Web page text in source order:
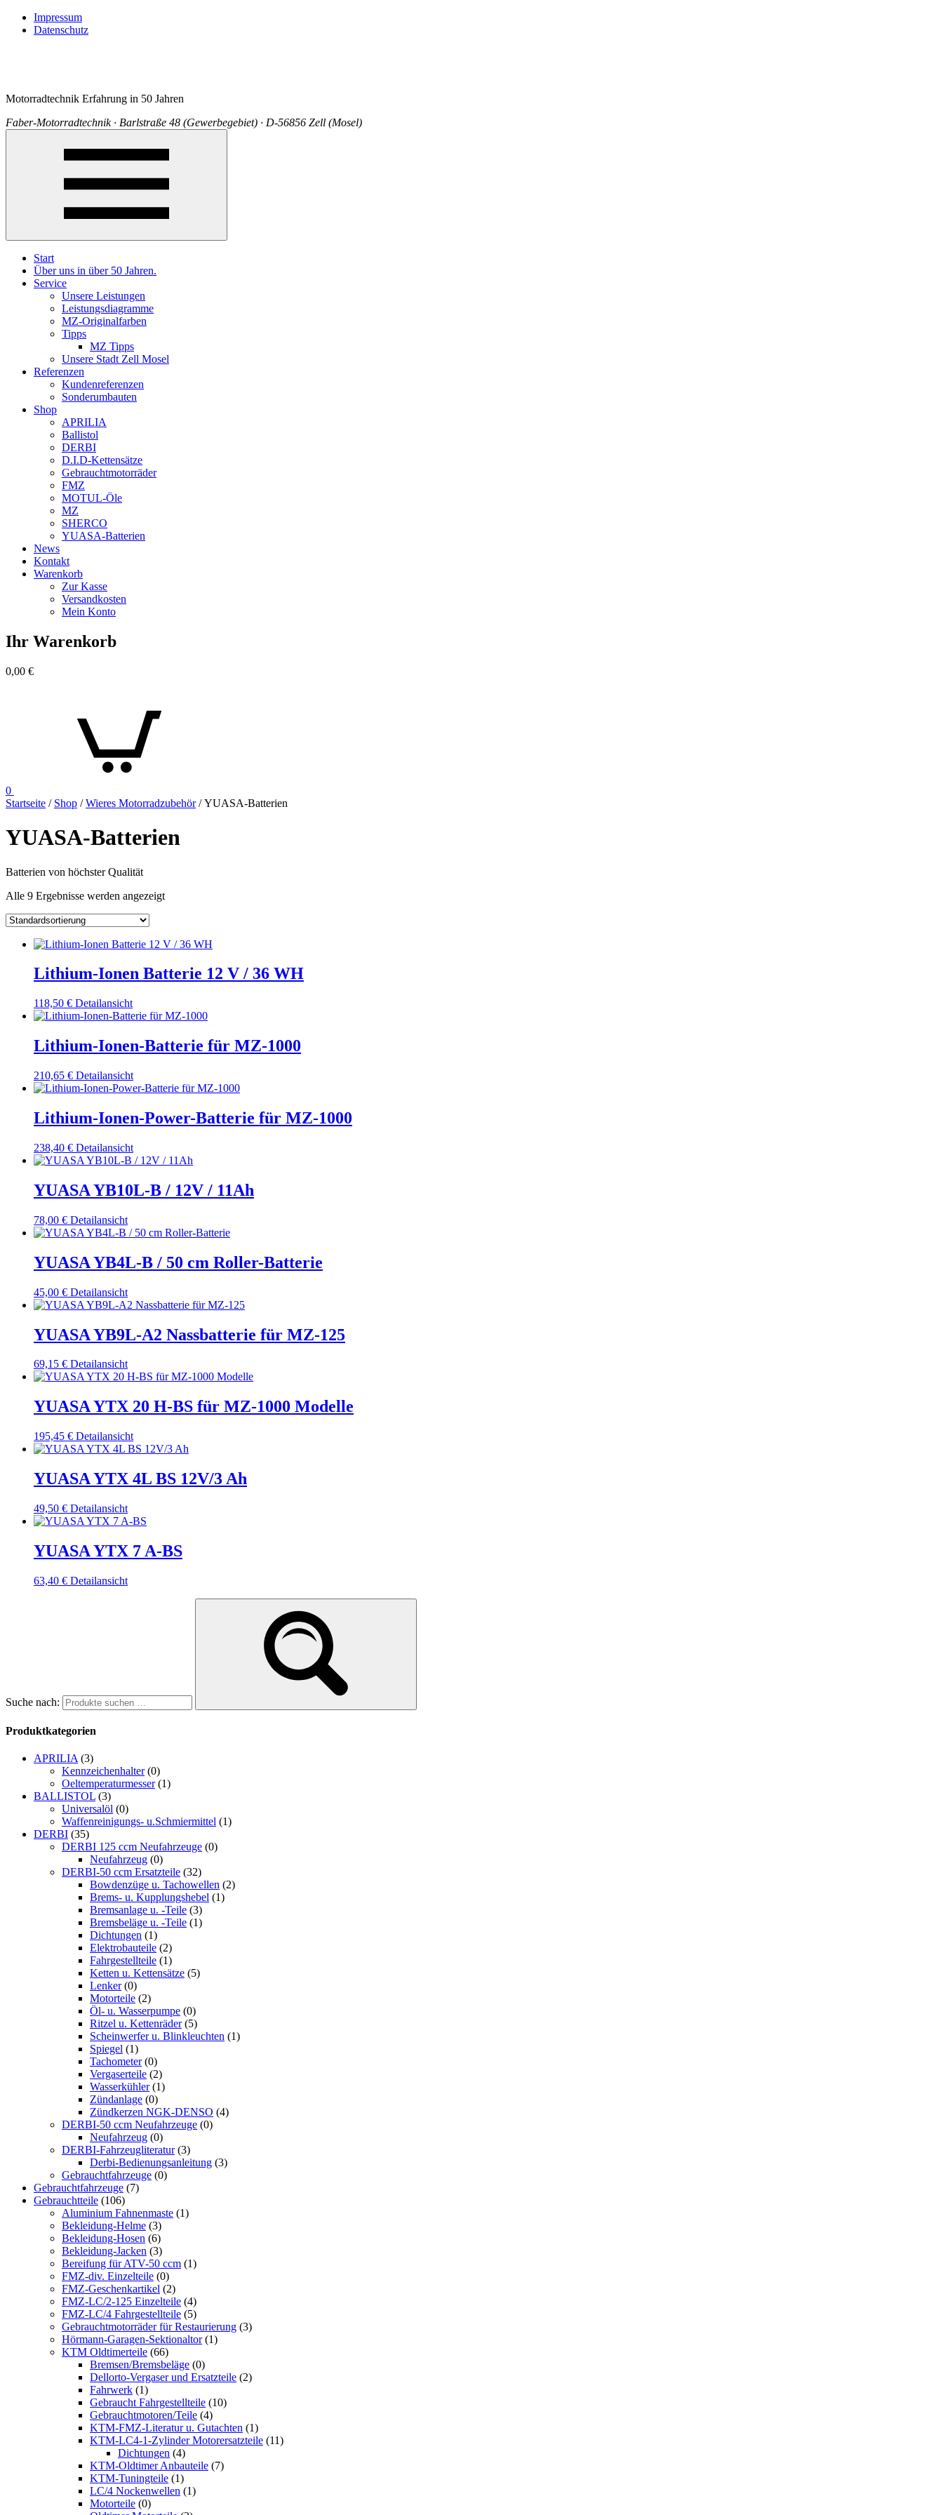
Impressum
Datenschutz
Motorradtechnik Erfahrung in 50 Jahren
Faber-Motorradtechnik · Barlstraße 48 (Gewerbegebiet) · D-56856 Zell (Mosel)
Start
Über uns in über 50 Jahren.
Service
Unsere Leistungen
Leistungsdiagramme
MZ-Originalfarben
Tipps
MZ Tipps
Unsere Stadt Zell Mosel
Referenzen
Kundenreferenzen
Sonderumbauten
Shop
APRILIA
Ballistol
DERBI
D.I.D-Kettensätze
Gebrauchtmotorräder
FMZ
MOTUL-Öle
MZ
SHERCO
YUASA-Batterien
News
Kontakt
Warenkorb
Zur Kasse
Versandkosten
Mein Konto
Ihr Warenkorb
0,00 €
0
Startseite / Shop /Wieres Motorradzubehör/ YUASA-Batterien
YUASA-Batterien
Batterien von höchster Qualität
Alle 9 Ergebnisse werden angezeigt
Lithium-Ionen Batterie 12 V / 36 WH
118,50 € Detailansicht
Lithium-Ionen-Batterie für MZ-1000
210,65 € Detailansicht
Lithium-Ionen-Power-Batterie für MZ-1000
238,40 € Detailansicht
YUASA YB10L-B / 12V / 11Ah
78,00 € Detailansicht
YUASA YB4L-B / 50 cm Roller-Batterie
45,00 € Detailansicht
YUASA YB9L-A2 Nassbatterie für MZ-125
69,15 € Detailansicht
YUASA YTX 20 H-BS für MZ-1000 Modelle
195,45 € Detailansicht
YUASA YTX 4L BS 12V/3 Ah
49,50 € Detailansicht
YUASA YTX 7 A-BS
63,40 € Detailansicht
Suche nach:
Produktkategorien
APRILIA (3)
Kennzeichenhalter (0)
Oeltemperaturmesser (1)
BALLISTOL (3)
Universalöl (0)
Waffenreinigungs- u.Schmiermittel (1)
DERBI (35)
DERBI 125 ccm Neufahrzeuge (0)
Neufahrzeug (0)
DERBI-50 ccm Ersatzteile (32)
Bowdenzüge u. Tachowellen (2)
Brems- u. Kupplungshebel (1)
Bremsanlage u. -Teile (3)
Bremsbeläge u. -Teile (1)
Dichtungen (1)
Elektrobauteile (2)
Fahrgestellteile (1)
Ketten u. Kettensätze (5)
Lenker (0)
Motorteile (2)
Öl- u. Wasserpumpe (0)
Ritzel u. Kettenräder (5)
Scheinwerfer u. Blinkleuchten (1)
Spiegel (1)
Tachometer (0)
Vergaserteile (2)
Wasserkühler (1)
Zündanlage (0)
Zündkerzen NGK-DENSO (4)
DERBI-50 ccm Neufahrzeuge (0)
Neufahrzeug (0)
DERBI-Fahrzeugliteratur (3)
Derbi-Bedienungsanleitung (3)
Gebrauchtfahrzeuge (0)
Gebrauchtfahrzeuge (7)
Gebrauchtteile (106)
Aluminium Fahnenmaste (1)
Bekleidung-Helme (3)
Bekleidung-Hosen (6)
Bekleidung-Jacken (3)
Bereifung für ATV-50 ccm (1)
FMZ-div. Einzelteile (0)
FMZ-Geschenkartikel (2)
FMZ-LC/2-125 Einzelteile (4)
FMZ-LC/4 Fahrgestellteile (5)
Gebrauchtmotorräder für Restaurierung (3)
Hörmann-Garagen-Sektionaltor (1)
KTM Oldtimerteile (66)
Bremsen/Bremsbeläge (0)
Dellorto-Vergaser und Ersatzteile (2)
Fahrwerk (1)
Gebraucht Fahrgestellteile (10)
Gebrauchtmotoren/Teile (4)
KTM-FMZ-Literatur u. Gutachten (1)
KTM-LC4-1-Zylinder Motorersatzteile (11)
Dichtungen (4)
KTM-Oldtimer Anbauteile (7)
KTM-Tuningteile (1)
LC/4 Nockenwellen (1)
Motorteile (0)